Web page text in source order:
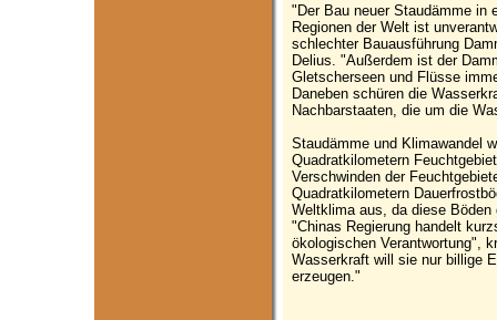
"Der Bau neuer Staudämme in
Regionen der Welt ist
schlechter Bauausführung
Delius. "Außerdem ist der
Gletscherseen und Flüsse
Daneben schüren die
Nachbarstaaten, die um die
Staudämme und Klimawandel
Quadratkilometern
Verschwinden der
Quadratkilometern
Weltklima aus, da diese
"Chinas Regierung handelt
ökologischen Verantwortung",
Wasserkraft will sie nur billige
erzeugen."